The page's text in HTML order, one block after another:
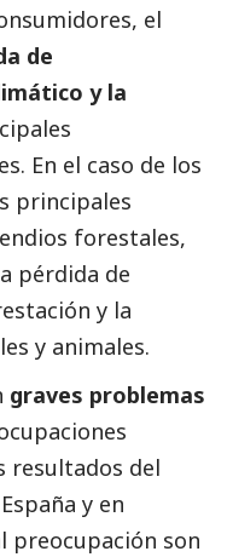
el
de
y la
En el caso de los
principales
forestales,
pérdida de
y la
y animales.
graves problemas
resultados del
y en
preocupación son